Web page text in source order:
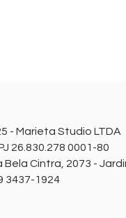
- Marieta Studio LTDA
26.830.278 0001-80
Bela Cintra, 2073 -
3437-1924